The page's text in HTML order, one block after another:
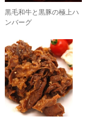
黒毛和牛と黒豚の極上ハ
ンバーグ